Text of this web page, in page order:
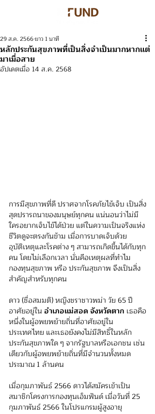
หลักประกันสุขภาพที่เป็นสิ่งจำเป็นมากหากแต่
มาเมื่อสาย
29 ส.ค. 2566 ยาว 1 นาที
อัปเดตเมื่อ 14 ส.ค. 2568
การมีสุขภาพที่ดี ปราศจากโรคภัยไข้เจ็บ เป็นสิ่ง
สุดปรารถนาของมนุษย์ทุกคน แน่นอนว่าไม่มี
ใครอยากเจ็บไข้ได้ป่วย แต่ในความเป็นจริงแห่ง
ชีวิตดูจะตรงกันข้าม เมื่อการบาดเจ็บด้วย
อุบัติเหตุและโรคต่าง ๆ สามารถเกิดขึ้นได้กับทุก
คน โดยไม่เลือกเวลา นั่นคือเหตุผลที่ทำไม
กองทุนสุขภาพ หรือ ประกันสุขภาพ จึงเป็นสิ่ง
สำคัญสำหรับทุกคน
ดาว (ชื่อสมมติ) หญิงชราชาวพม่า วัย 65 ปี
อาศัยอยู่ใน อำเภอแม่สอด จังหวัดตาก เธอคือ
หนึ่งในผู้อพยพย้ายถิ่นที่อาศัยอยู่ใน
ประเทศไทย และเธอยังคงไม่มีสิทธิ์ในหลัก
ประกันสุขภาพใด ๆ จากรัฐบาลหรือเอกชน เช่น
เดียวกับผู้อพยพย้ายถิ่นที่มีจำนวนทั้งหมด
ประมาณ 1 ล้านคน
เมื่อกุมภาพันธ์ 2566 ดาวได้สมัครเข้าเป็น
สมาชิกโครงการกองทุนเอ็มฟันด์ เมื่อวันที่ 25
กุมภาพันธ์ 2566 ในโปรแกรมผู้สูงอายุ